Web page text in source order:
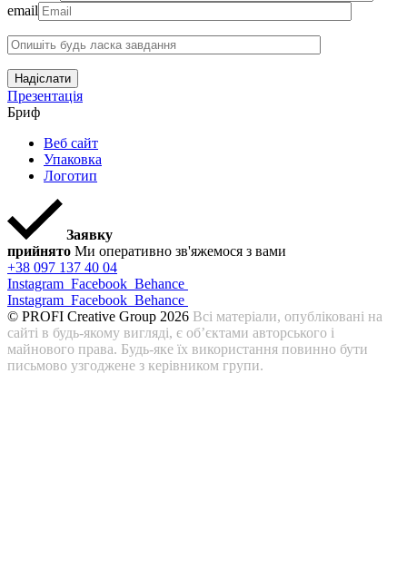
email
Надіслати
Презентація
Бриф
Веб сайт
Упаковка
Логотип
Заявку
прийнято Ми оперативно зв'яжемося з вами
+38 097 137 40 04
Instagram Facebook Behance
Instagram Facebook Behance
© PROFI Creative Group 2026 Всі матеріали, опубліковані на
сайті в будь-якому вигляді, є об’єктами авторського і
майнового права. Будь-яке їх використання повинно бути
письмово узгоджене з керівником групи.